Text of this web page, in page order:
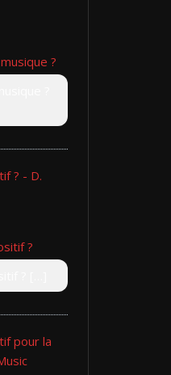
?
? - D.
?
pour la